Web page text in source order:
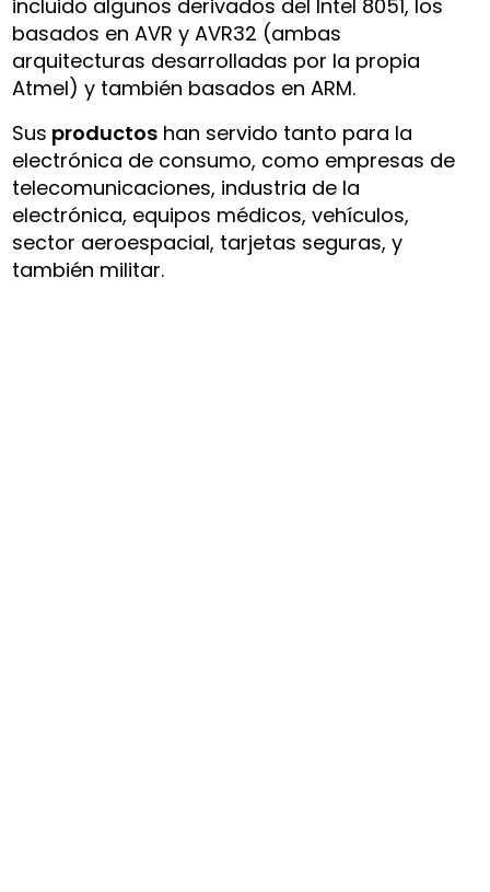
incluido algunos derivados del Intel 8051, los
basados en AVR y AVR32 (ambas
arquitecturas desarrolladas por la propia
Atmel) y también basados en ARM.
Sus productos han servido tanto para la
electrónica de consumo, como empresas de
telecomunicaciones, industria de la
electrónica, equipos médicos, vehículos,
sector aeroespacial, tarjetas seguras, y
también militar.